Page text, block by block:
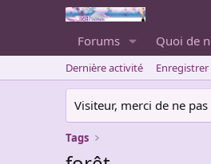
Forums Quoi de
Dernière activité Enregistrer
Visiteur, merci de ne
Tags